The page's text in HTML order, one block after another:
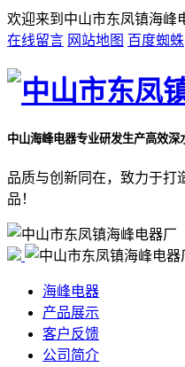
欢迎来到中山市东凤镇海峰
在线留言 网站地图 百度蜘蛛
中山海峰电器专业研发生产高效深
品质与创新同在，致力于打
品！
海峰电器
产品展示
客户反馈
公司简介